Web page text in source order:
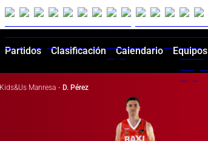
Partidos Clasificación Calendario Equipos
Kids&Us Manresa · D. Pérez